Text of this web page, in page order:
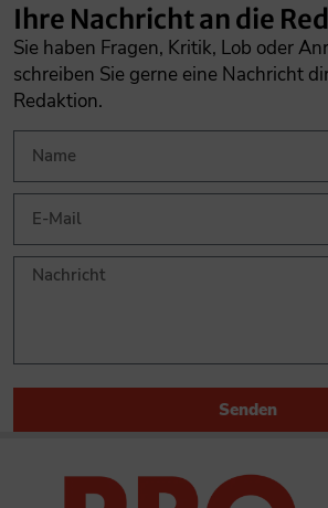
Ihre Nachricht an die
Sie haben Fragen, Kritik, Lob oder
schreiben Sie gerne eine Nachricht
Redaktion.
Senden